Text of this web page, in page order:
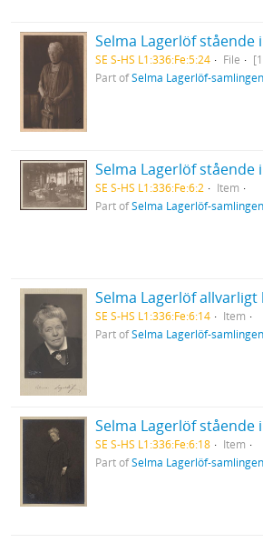
SE S-HS L1:336:Fe:5:24 File
Part ofSelma Lagerlöf-samlingen
SE S-HS L1:336:Fe:6:2
Item
Part ofSelma Lagerlöf-samlingen
SE S-HS L1:336:Fe:6:14
Item
Part ofSelma Lagerlöf-samlingen
SE S-HS L1:336:Fe:6:18
Item
Part ofSelma Lagerlöf-samlingen